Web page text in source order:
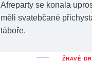
Afreparty se konala
měli svatebčané
táboře.
ŽHAVÉ